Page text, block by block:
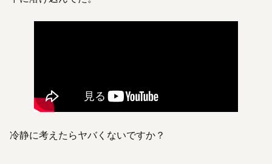
冷静に考えたらヤバくないですか？